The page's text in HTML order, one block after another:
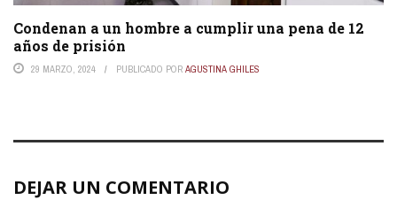
Condenan a un hombre a cumplir una pena de 12
años de prisión
29 MARZO, 2024 PUBLICADO POR AGUSTINA GHILES
DEJAR UN COMENTARIO